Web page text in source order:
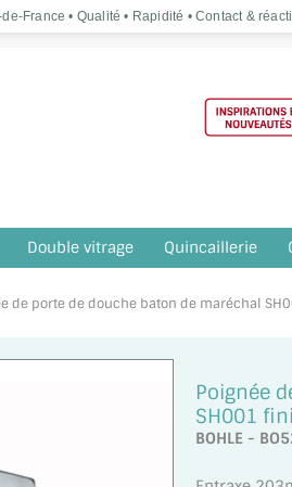
France • Qualité • Rapidité • Contact &
Double vitrage Quincaillerie
de porte de douche baton de maréchal
Poignée
SH001
BOHLE -